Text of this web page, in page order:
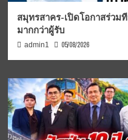
สมุทรสาคร-เปิดโอกาสร่วม
มากกว่าผู้รับ
admin1 05/08/2026